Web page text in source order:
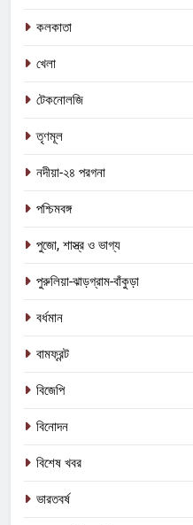
কলকাতা
খেলা
টেকনোলজি
তৃণমূল
নদীয়া-২৪ পরগনা
পশ্চিমবঙ্গ
পুজো, শাস্ত্র ও ভাগ্য
পুরুলিয়া-ঝাড়গ্রাম-বাঁকুড়া
বর্ধমান
বামফ্রন্ট
বিজেপি
বিনোদন
বিশেষ খবর
ভারতবর্ষ